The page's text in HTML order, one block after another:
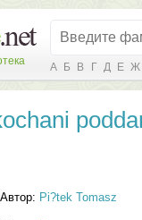
А Б В Г Д Е Ж
Автор: Pi?tek Tomasz